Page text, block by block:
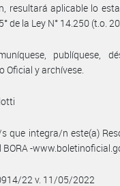
resultará aplicable lo
de la Ley N° 14.250 (t.o.
publíquese,
Oficial y archívese.
que integra/n este(a)
BORA -
22 v. 11/05/2022